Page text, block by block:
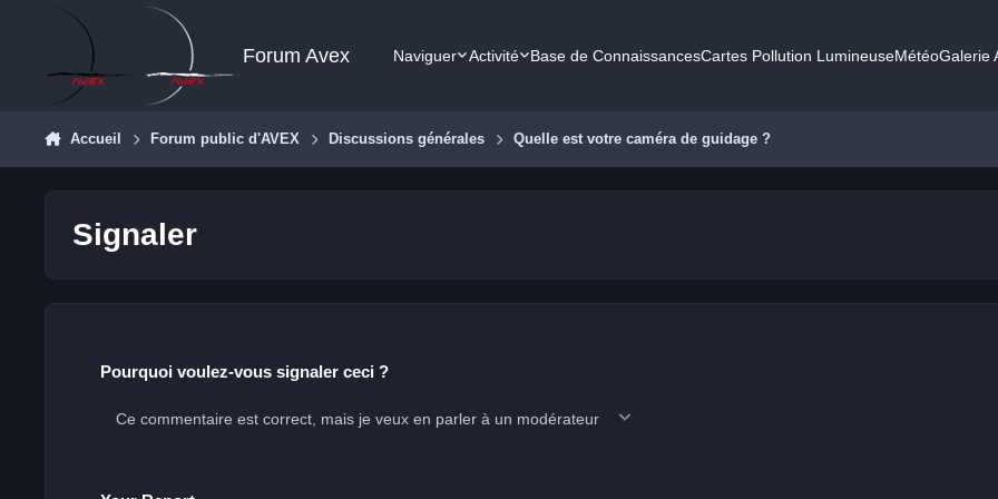
Aller au contenu
Forum Avex Naviguer Activité Base de ConnaissancesCartes Pollution LumineuseMétéoGalerie
Accueil Forum public d'AVEX Discussions générales Quelle est votre caméra de guidage ?
Signaler
Pourquoi voulez-vous signaler ceci ?